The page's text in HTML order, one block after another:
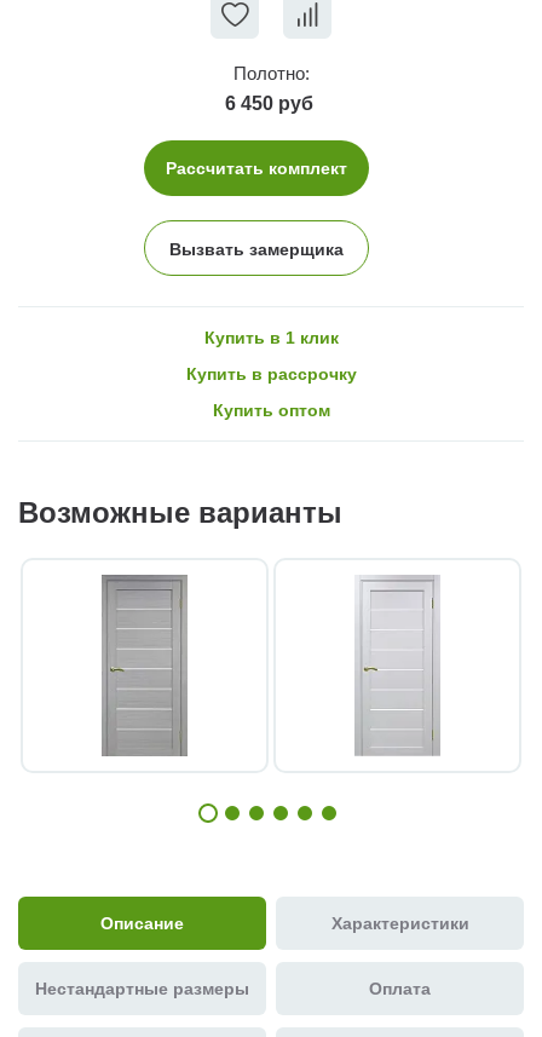
Полотно:
6 450 руб
Рассчитать комплект
Вызвать замерщика
Купить в 1 клик
Купить в рассрочку
Купить оптом
Возможные варианты
Описание Характеристики
Нестандартные размеры Оплата